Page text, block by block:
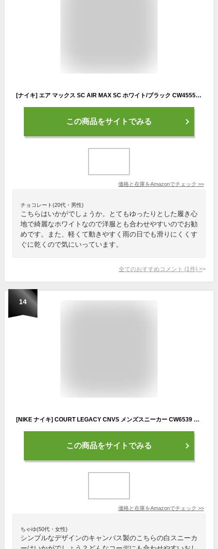
[ナイキ] エア マックス SC AIR MAX SC ホワイト/ブラック CW4555-102 26.5cm ナイキジャパン正規品
この商品をサイトでみる
価格と在庫をAmazonでチェック >>
チョコレート(20代・男性)
こちらはいかがでしょうか。とてもゆったりとした履き心
地で綺麗なホワイトなので洋服とも合わせやすいのでお勧
めです。また、軽くて動きやすく雨の日でも滑りにくくす
ぐに乾くので気にいっています。
全てのおすすめコメント (1 件) >
14
[NIKE ナイキ] COURT LEGACY CNVS メンズスニーカー CW6539 100 ホワイト/ホワイト/ブラック
この商品をサイトでみる
価格と在庫をAmazonでチェック >>
ちゃゆ(50代・女性)
シンプルなデザインのキャンバス製のこちらの白スニーカ